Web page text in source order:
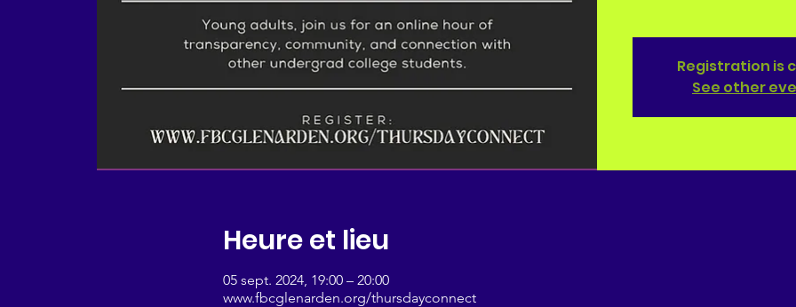
Registration is
See other
Heure et lieu
05 sept. 2024, 19:00 – 20:00
www.fbcglenarden.org/thursdayconnect